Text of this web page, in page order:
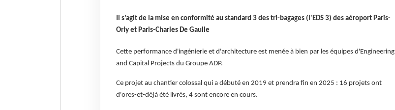
Il s’agit de la mise en conformité au standard 3 des tri-bagages (l'EDS 3) des aéroport Paris-
Orly et Paris-Charles De Gaulle
Cette performance d'ingénierie et d'architecture est menée à bien par les équipes d'Engineering
and Capital Projects du Groupe ADP.
Ce projet au chantier colossal qui a débuté en 2019 et prendra fin en 2025 : 16 projets ont
d'ores-et-déjà été livrés, 4 sont encore en cours.